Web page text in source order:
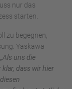
nur das
starten.
zu begegnen,
Yaskawa
„Als uns die
dass wir hier